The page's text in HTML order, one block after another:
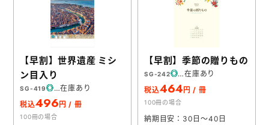
【早割】世界遺産 ミシ
ン目入り
SG-419
在庫あり
税込496 円 / 冊
100冊の場合
【早割】季節の贈りもの
SG-242
在庫あり
税込464 円 / 冊
100冊の場合
納期目安：30日～40日